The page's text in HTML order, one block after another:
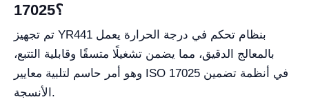
17025؟
تم تجهيز YR441 بنظام تحكم في درجة الحرارة يعمل
بالمعالج الدقيق، مما يضمن تشغيلًا متسقًا وقابلية التتبع،
وهو أمر حاسم لتلبية معايير ISO 17025 في أنظمة تضمين
الأنسجة.